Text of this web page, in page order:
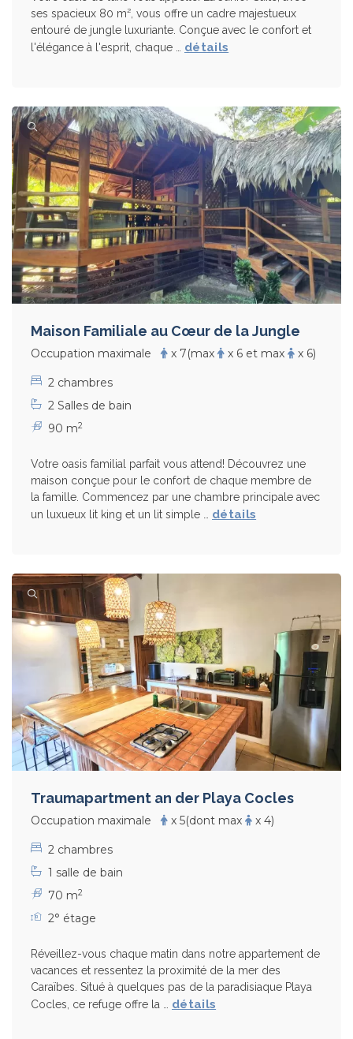
ses spacieux 80 m², vous offre un cadre majestueux
entouré de jungle luxuriante. Conçue avec le confort et
l'élégance à l'esprit, chaque … détails
Maison Familiale au Cœur de la Jungle
Occupation maximale x 7(max x 6 et max x 6)
2 chambres
2 Salles de bain
90 m2
Votre oasis familial parfait vous attend! Découvrez une
maison conçue pour le confort de chaque membre de
la famille. Commencez par une chambre principale avec
un luxueux lit king et un lit simple … détails
Traumapartment an der Playa Cocles
Occupation maximale x 5(dont max x 4)
2 chambres
1 salle de bain
70 m2
2° étage
Réveillez-vous chaque matin dans notre appartement de
vacances et ressentez la proximité de la mer des
Caraïbes. Situé à quelques pas de la paradisiaque Playa
Cocles, ce refuge offre la … détails